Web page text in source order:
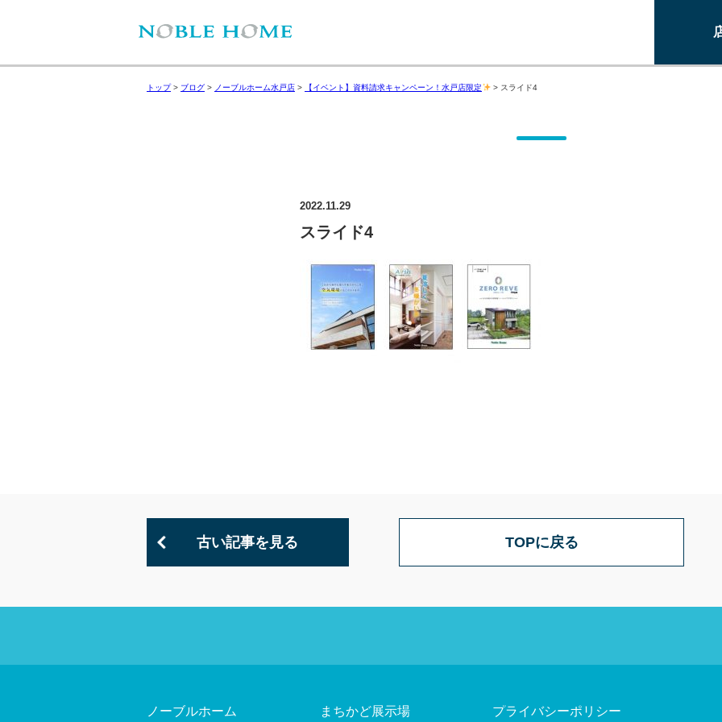
トップ> ブログ > ノーブルホーム水戸店 > 【イベント】資料請求キャンペーン！水戸店限定 > スライド4
2022.11.29
スライド4
古い記事を見る TOPに戻る
ノーブルホーム まちかど展示場 プライバシーポリシー